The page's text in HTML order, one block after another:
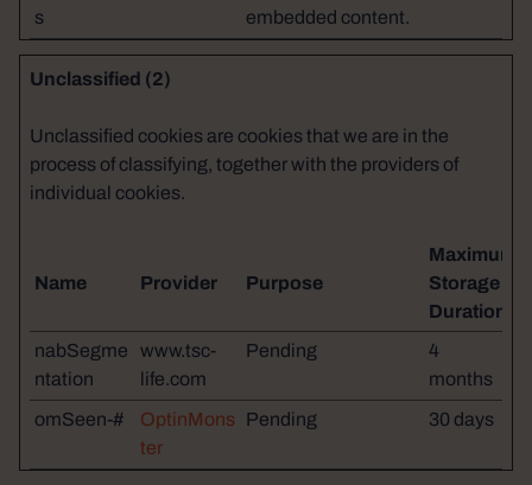
s
embedded content.
Unclassified (2)
Unclassified cookies are cookies that we are in the
process of classifying, together with the providers of
individual cookies.
Name Provider Purpose
Maximum
Storage
Duration
nabSegme
ntation
www.tsc-
life.com
Pending
4
months
omSeen-#
OptinMons
ter
Pending 30 days